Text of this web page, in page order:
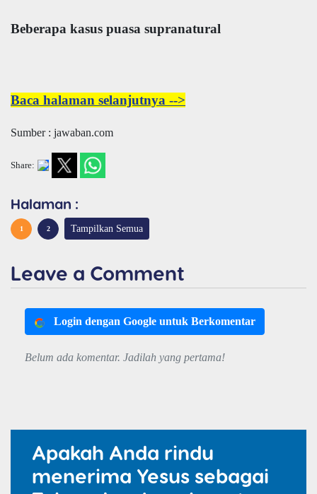
Beberapa kasus puasa supranatural
Baca halaman selanjutnya -->
Sumber : jawaban.com
Share:
Halaman :
1 2 Tampilkan Semua
Leave a Comment
Login dengan Google untuk Berkomentar
Belum ada komentar. Jadilah yang pertama!
Apakah Anda rindu
menerima Yesus sebagai